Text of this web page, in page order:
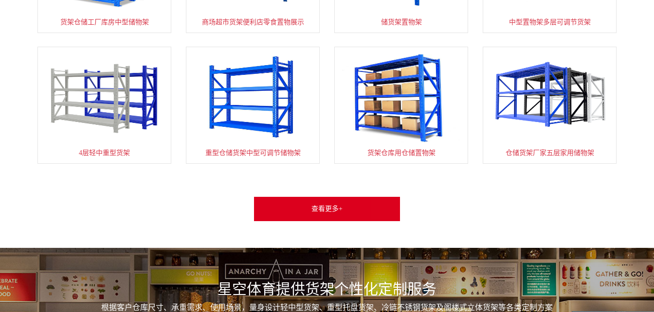
货架仓储工厂库房中型储物架 商场超市货架便利店零食置物展示 储货架置物架 中型置物架多层可调节货架
4层轻中重型货架 重型仓储货架中型可调节储物架 货架仓库用仓储置物架 仓储货架厂家五层家用储物架
家用货架置物架多层阳台收纳 速装货架多层置物架 超市零食储物架快递货物架 货架仓库用仓储置物架四层展示架
查看更多+
星空体育提供货架个性化定制服务
根据客户仓库尺寸、承重需求、使用场景，量身设计轻中型货架、重型托盘货架、冷链不锈钢货架及阁楼式立体货架等各类定制方案